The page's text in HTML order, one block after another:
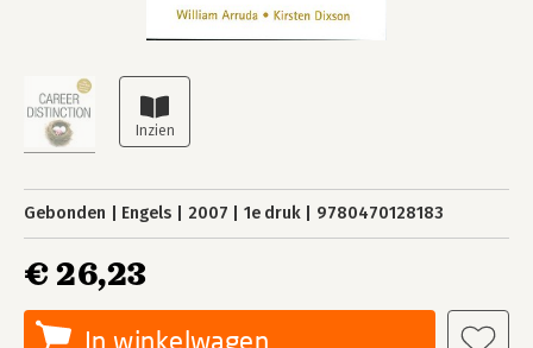
Gebonden Engels 2007 1e druk 9780470128183
€ 26,23
In winkelwagen